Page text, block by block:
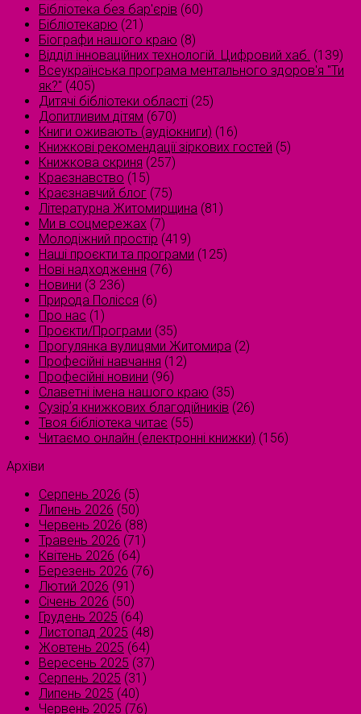
Бібліотека без бар'єрів (60)
Бібліотекарю (21)
Біографи нашого краю (8)
Відділ інноваційних технологій. Цифровий хаб. (139)
Всеукраїнська програма ментального здоров'я "Ти
як?" (405)
Дитячі бібліотеки області (25)
Допитливим дітям (670)
Книги оживають (аудіокниги) (16)
Книжкові рекомендації зіркових гостей (5)
Книжкова скриня (257)
Краєзнавство (15)
Краєзнавчий блог (75)
Літературна Житомирщина (81)
Ми в соцмережах (7)
Молодіжний простір (419)
Наші проєкти та програми (125)
Нові надходження (76)
Новини (3 236)
Природа Полісся (6)
Про нас (1)
Проєкти/Програми (35)
Прогулянка вулицями Житомира (2)
Професійні навчання (12)
Професійні новини (96)
Славетні імена нашого краю (35)
Сузірʼя книжкових благодійників (26)
Твоя бібліотека читає (55)
Читаємо онлайн (електронні книжки) (156)
Архіви
Серпень 2026 (5)
Липень 2026 (50)
Червень 2026 (88)
Травень 2026 (71)
Квітень 2026 (64)
Березень 2026 (76)
Лютий 2026 (91)
Січень 2026 (50)
Грудень 2025 (64)
Листопад 2025 (48)
Жовтень 2025 (64)
Вересень 2025 (37)
Серпень 2025 (31)
Липень 2025 (40)
Червень 2025 (76)